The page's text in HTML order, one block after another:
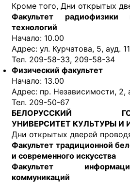
Кроме того, Дни открытых
Факультет
технологий
Начало: 10.00
Адрес: ул. Курчатова, 5, ауд.
Тел. 209-58-33, 209-58-34
Физический факультет
Начало: 13.00
Адрес: пр. Независимости, 2,
Тел. 209-50-67
БЕЛОРУССКИЙ
УНИВЕРСИТЕТ КУЛЬТУРЫ И
Дни открытых дверей
Факультет традиционной
и современного искусства
Факультет
коммуникаций